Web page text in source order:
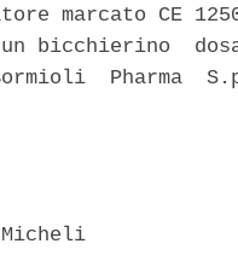
marcato CE
un bicchierino
Pharma